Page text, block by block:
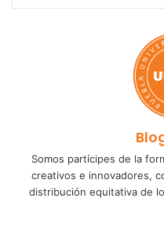
Somos partícipes de la
creativos e innovadores,
distribución equitativa de